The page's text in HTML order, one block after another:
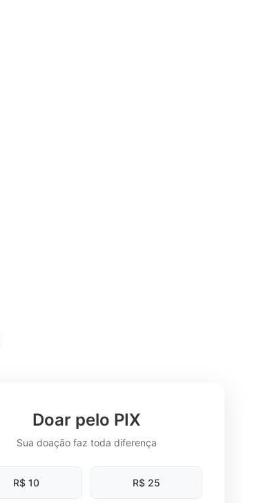
Doar pelo PIX
Sua doação faz toda diferença
R$ 10 R$ 25